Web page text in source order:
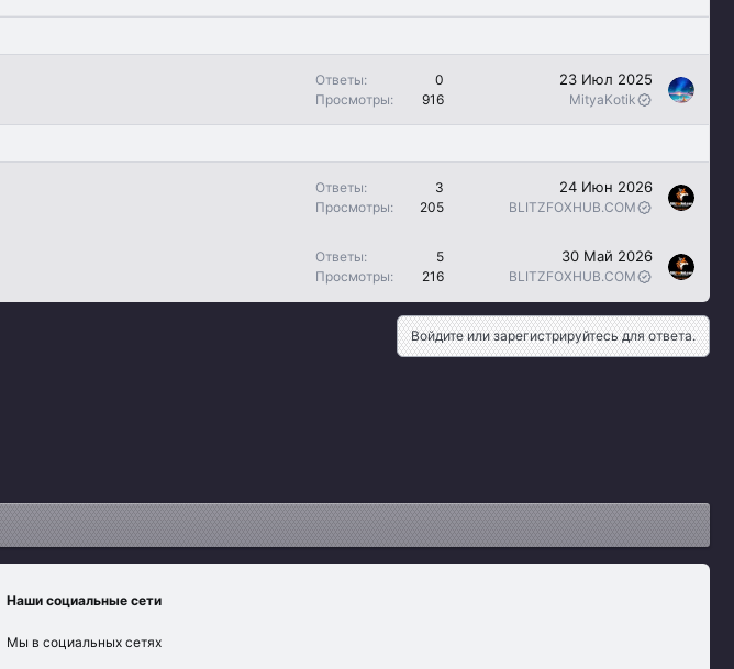
е
Ответы
0
Просмотры
916
23 Июл 2025
MityaKotik
Ответы
3
Просмотры
205
24 Июн 2026
BLITZFOXHUB.COM
Ответы
5
Просмотры
216
30 Май 2026
BLITZFOXHUB.COM
Войдите или зарегистрируйтесь для ответа.
Наши социальные сети
Мы в социальных сетях